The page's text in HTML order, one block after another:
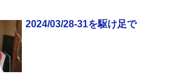
2024/03/28-31を駆け足で